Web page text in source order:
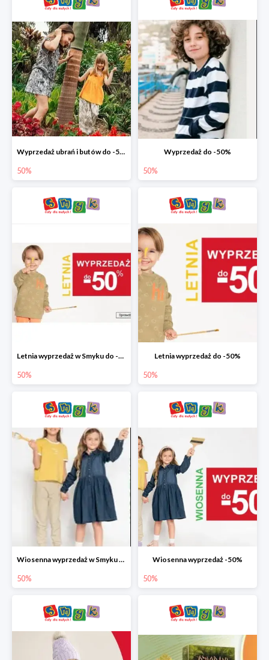
Wyprzedaż ubrań i butów do -50%
50%
Wyprzedaż do -50%
50%
Letnia wyprzedaż w Smyku do -50%
50%
Letnia wyprzedaż do -50%
50%
Wiosenna wyprzedaż w Smyku do -50%
50%
Wiosenna wyprzedaż -50%
50%